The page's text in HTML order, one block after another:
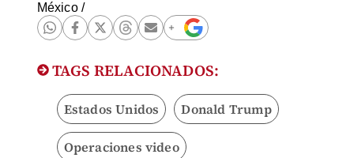
México/
TAGS RELACIONADOS:
Estados Unidos Donald Trump
Operaciones video